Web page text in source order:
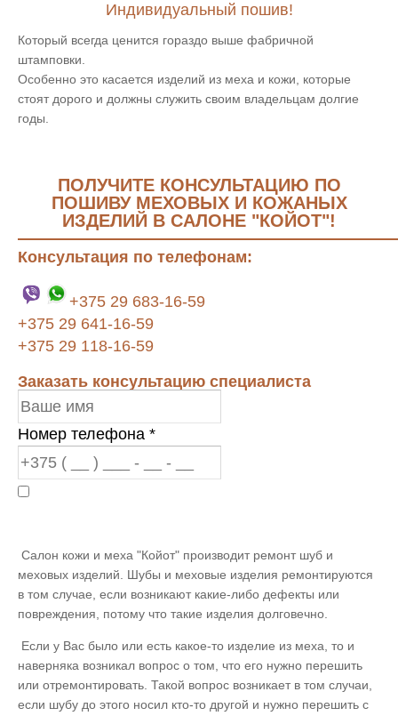
Индивидуальный пошив!
Который всегда ценится гораздо выше фабричной
штамповки.
Особенно это касается изделий из меха и кожи, которые
стоят дорого и должны служить своим владельцам долгие
годы.
ПОЛУЧИТЕ КОНСУЛЬТАЦИЮ ПО
ПОШИВУ МЕХОВЫХ И КОЖАНЫХ
ИЗДЕЛИЙ В САЛОНЕ "КОЙОТ"!
Консультация по телефонам:
+375 29 683-16-59
+375 29 641-16-59
+375 29 118-16-59
Заказать консультацию специалиста
Номер телефона *
Салон кожи и меха "Койот" производит ремонт шуб и
меховых изделий. Шубы и меховые изделия ремонтируются
в том случае, если возникают какие-либо дефекты или
повреждения, потому что такие изделия долговечно.
Если у Вас было или есть какое-то изделие из меха, то и
наверняка возникал вопрос о том, что его нужно перешить
или отремонтировать. Такой вопрос возникает в том случаи,
если шубу до этого носил кто-то другой и нужно перешить с